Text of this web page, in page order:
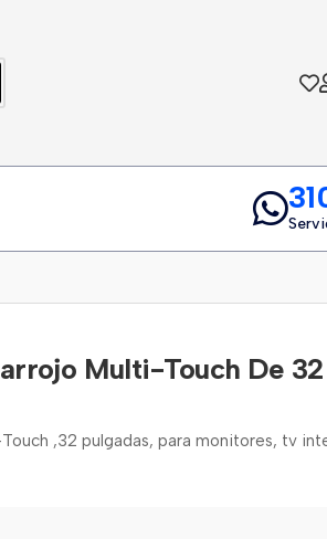
Multi-Touch De
,32 pulgadas, para monitores, tv